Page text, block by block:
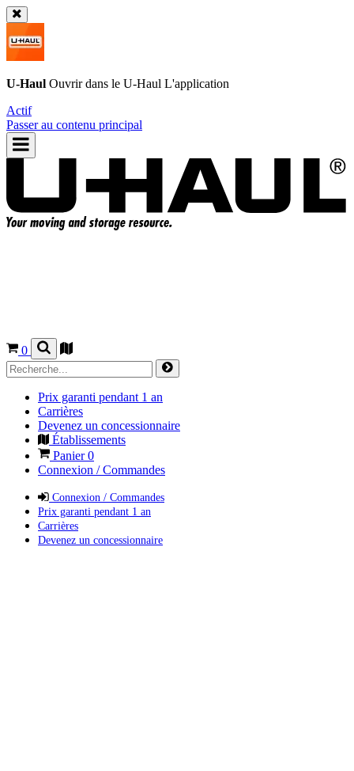
U-Haul Ouvrir dans le U-Haul L'application
Actif
Passer au contenu principal
0
Prix garanti pendant 1 an
Carrières
Devenez un concessionnaire
Établissements
Panier0
Connexion / Commandes
Connexion / Commandes
Prix garanti pendant 1 an
Carrières
Devenez un concessionnaire